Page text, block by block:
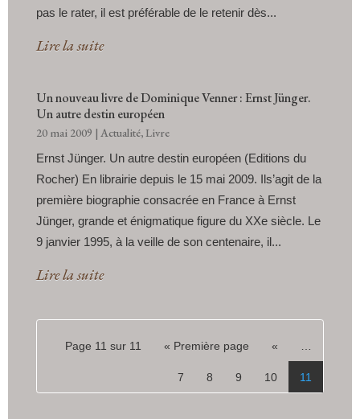
pas le rater, il est préférable de le retenir dès...
Lire la suite
Un nouveau livre de Dominique Venner : Ernst Jünger.
Un autre destin européen
20 mai 2009 | Actualité,Livre
Ernst Jünger. Un autre destin européen (Editions du
Rocher) En librairie depuis le 15 mai 2009. Ils’agit de la
première biographie consacrée en France à Ernst
Jünger, grande et énigmatique figure du XXe siècle. Le
9 janvier 1995, à la veille de son centenaire, il...
Lire la suite
Page 11 sur 11 « Première page «
7 8 9 10 11